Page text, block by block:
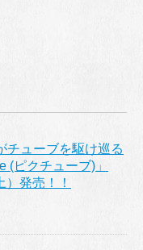
チューブを駆け巡る
(ピクチューブ)」
発売！！